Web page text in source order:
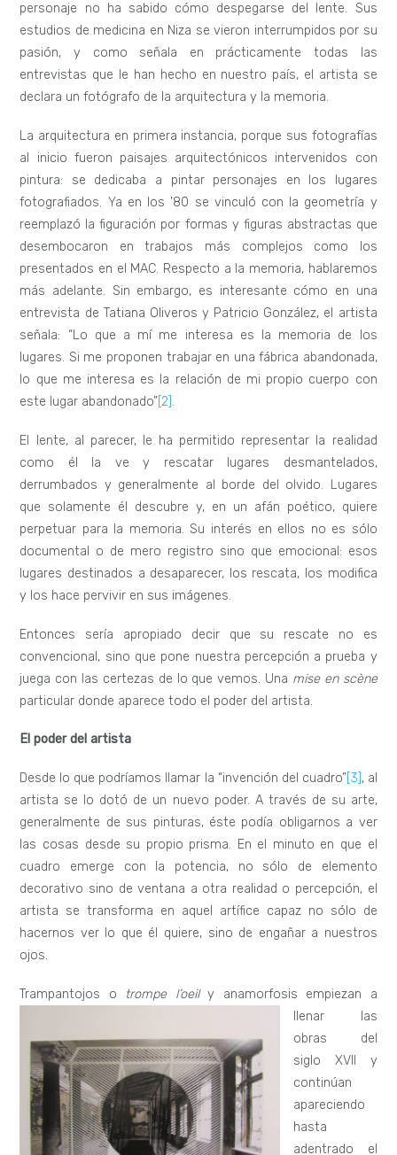
personaje no ha sabido cómo despegarse del lente. Sus
estudios de medicina en Niza se vieron interrumpidos por su
pasión, y como señala en prácticamente todas las
entrevistas que le han hecho en nuestro país, el artista se
declara un fotógrafo de la arquitectura y la memoria.
La arquitectura en primera instancia, porque sus fotografías
al inicio fueron paisajes arquitectónicos intervenidos con
pintura: se dedicaba a pintar personajes en los lugares
fotografiados. Ya en los ’80 se vinculó con la geometría y
reemplazó la figuración por formas y figuras abstractas que
desembocaron en trabajos más complejos como los
presentados en el MAC. Respecto a la memoria, hablaremos
más adelante. Sin embargo, es interesante cómo en una
entrevista de Tatiana Oliveros y Patricio González, el artista
señala: “Lo que a mí me interesa es la memoria de los
lugares. Si me proponen trabajar en una fábrica abandonada,
lo que me interesa es la relación de mi propio cuerpo con
este lugar abandonado” [2] .
El lente, al parecer, le ha permitido representar la realidad
como él la ve y rescatar lugares desmantelados,
derrumbados y generalmente al borde del olvido. Lugares
que solamente él descubre y, en un afán poético, quiere
perpetuar para la memoria. Su interés en ellos no es sólo
documental o de mero registro sino que emocional: esos
lugares destinados a desaparecer, los rescata, los modifica
y los hace pervivir en sus imágenes.
Entonces sería apropiado decir que su rescate no es
convencional, sino que pone nuestra percepción a prueba y
juega con las certezas de lo que vemos. Una mise en scène
particular donde aparece todo el poder del artista.
El poder del artista
Desde lo que podríamos llamar la “invención del cuadro”[3] , al
artista se lo dotó de un nuevo poder. A través de su arte,
generalmente de sus pinturas, éste podía obligarnos a ver
las cosas desde su propio prisma. En el minuto en que el
cuadro emerge con la potencia, no sólo de elemento
decorativo sino de ventana a otra realidad o percepción, el
artista se transforma en aquel artífice capaz no sólo de
hacernos ver lo que él quiere, sino de engañar a nuestros
ojos.
Trampantojos o trompe l’oeily anamorfosis empiezan a
llenar las
obras del
siglo XVII y
continúan
apareciendo
hasta
adentrado el